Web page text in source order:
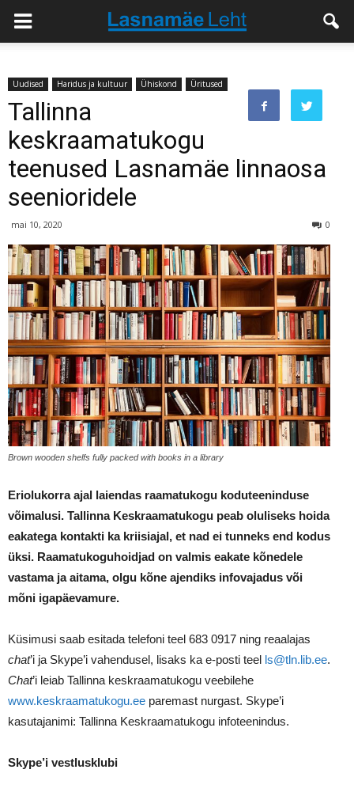
Uudised Haridus ja kultuur Ühiskond Üritused
Tallinna
keskraamatukogu
teenused Lasnamäe linnaosa
seenioridele
mai 10, 2020 0
Brown wooden shelfs fully packed with books in a library
Eriolukorra ajal laiendas raamatukogu koduteeninduse
võimalusi. Tallinna Keskraamatukogu peab oluliseks hoida
eakatega kontakti ka kriisiajal, et nad ei tunneks end kodus
üksi. Raamatukoguhoidjad on valmis eakate kõnedele
vastama ja aitama, olgu kõne ajendiks infovajadus või
mõni igapäevamure.
Küsimusi saab esitada telefoni teel 683 0917 ning reaalajas
chat’i ja Skype’i vahendusel, lisaks ka e-posti teel ls@tln.lib.ee.
Chat’i leiab Tallinna keskraamatukogu veebilehe
www.keskraamatukogu.ee paremast nurgast. Skype’i
kasutajanimi: Tallinna Keskraamatukogu infoteenindus.
Skype’i vestlusklubi